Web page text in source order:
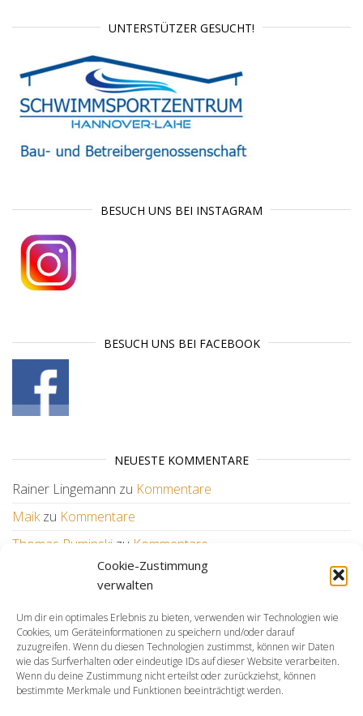
Cookie-Zustimmung
verwalten
Um dir ein optimales Erlebnis zu bieten, verwenden wir Technologien wie
Cookies, um Geräteinformationen zu speichern und/oder darauf
zuzugreifen. Wenn du diesen Technologien zustimmst, können wir Daten
wie das Surfverhalten oder eindeutige IDs auf dieser Website verarbeiten.
Wenn du deine Zustimmung nicht erteilst oder zurückziehst, können
bestimmte Merkmale und Funktionen beeinträchtigt werden.
UNTERSTÜTZER GESUCHT!
BESUCH UNS BEI INSTAGRAM
BESUCH UNS BEI FACEBOOK
NEUESTE KOMMENTARE
Rainer Lingemann zu Kommentare
Maikzu Kommentare
Thomas Ruminski zu Kommentare
Kommentare
WEITERE LINKS
KSV
BSH
LSN